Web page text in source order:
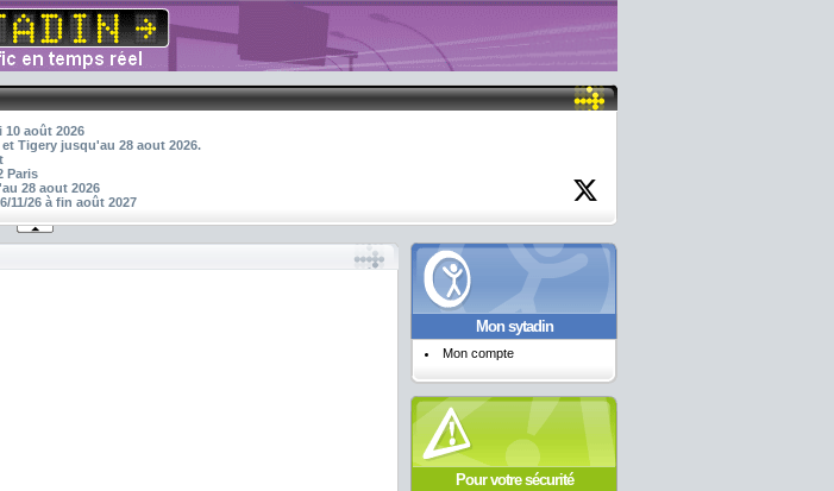
août 2026
Tigery jusqu'au 28 aout 2026.
Paris
28 aout 2026
11/26 à fin août 2027
Mon sytadin
Mon compte
Pour votre sécurité